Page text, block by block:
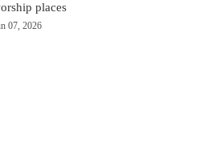
places
07, 2026